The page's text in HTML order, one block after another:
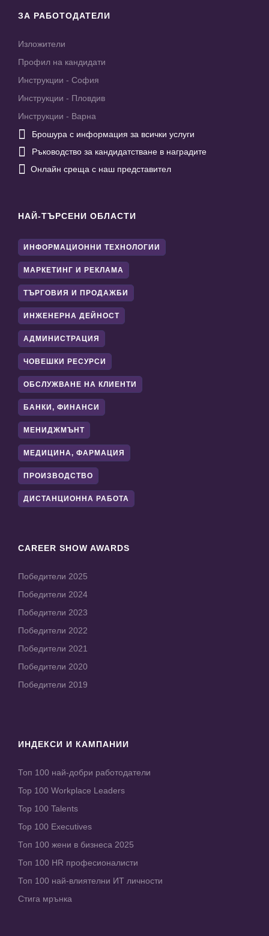
ЗА РАБОТОДАТЕЛИ
Изложители
Профил на кандидати
Инструкции - София
Инструкции - Пловдив
Инструкции - Варна
 Брошура с информация за всички услуги
 Ръководство за кандидатстване в наградите
 Онлайн среща с наш представител
НАЙ-ТЪРСЕНИ ОБЛАСТИ
ИНФОРМАЦИОННИ ТЕХНОЛОГИИ
МАРКЕТИНГ И РЕКЛАМА
ТЪРГОВИЯ И ПРОДАЖБИ
ИНЖЕНЕРНА ДЕЙНОСТ
АДМИНИСТРАЦИЯ
ЧОВЕШКИ РЕСУРСИ
ОБСЛУЖВАНЕ НА КЛИЕНТИ
БАНКИ, ФИНАНСИ
МЕНИДЖМЪНТ
МЕДИЦИНА, ФАРМАЦИЯ
ПРОИЗВОДСТВО
ДИСТАНЦИОННА РАБОТА
CAREER SHOW AWARDS
Победители 2025
Победители 2024
Победители 2023
Победители 2022
Победители 2021
Победители 2020
Победители 2019
ИНДЕКСИ И КАМПАНИИ
Топ 100 най-добри работодатели
Top 100 Workplace Leaders
Top 100 Talents
Top 100 Executives
Топ 100 жени в бизнеса 2025
Топ 100 HR професионалисти
Топ 100 най-влиятелни ИТ личности
Стига мрънка